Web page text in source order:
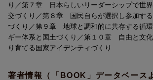
り／第７章 日本らしいリーダーシップで世
交づくり／第８章 国民自らが選択し参加す
づくり／第９章 地球と調和的に共存する循
ギー体系と国土づくり／第１０章 自由と文
り育てる国家アイデンティづくり
著者情報（「BOOK」データベース